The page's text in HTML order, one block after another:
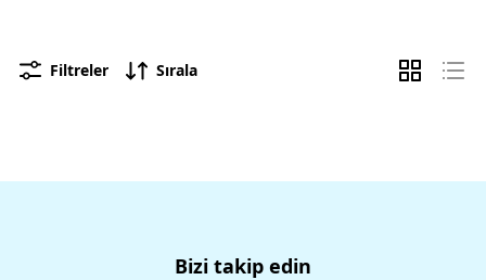
Filtreler Sırala
Bizi takip edin